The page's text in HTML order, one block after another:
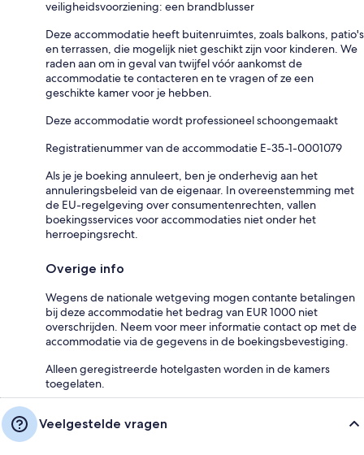
veiligheidsvoorziening: een brandblusser
Deze accommodatie heeft buitenruimtes, zoals balkons, patio's
en terrassen, die mogelijk niet geschikt zijn voor kinderen. We
raden aan om in geval van twijfel vóór aankomst de
accommodatie te contacteren en te vragen of ze een
geschikte kamer voor je hebben.
Deze accommodatie wordt professioneel schoongemaakt
Registratienummer van de accommodatie E-35-1-0001079
Als je je boeking annuleert, ben je onderhevig aan het
annuleringsbeleid van de eigenaar. In overeenstemming met
de EU-regelgeving over consumentenrechten, vallen
boekingsservices voor accommodaties niet onder het
herroepingsrecht.
Overige info
Wegens de nationale wetgeving mogen contante betalingen
bij deze accommodatie het bedrag van EUR 1000 niet
overschrijden. Neem voor meer informatie contact op met de
accommodatie via de gegevens in de boekingsbevestiging.
Alleen geregistreerde hotelgasten worden in de kamers
toegelaten.
Veelgestelde vragen